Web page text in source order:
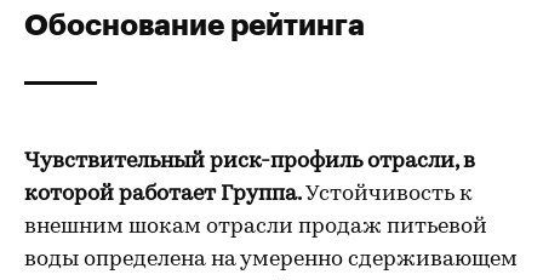
Обоснование рейтинга
Чувствительный риск-профиль отрасли, в
которой работает Группа.Устойчивость к
внешним шокам отрасли продаж питьевой
воды определена на умеренно сдерживающем